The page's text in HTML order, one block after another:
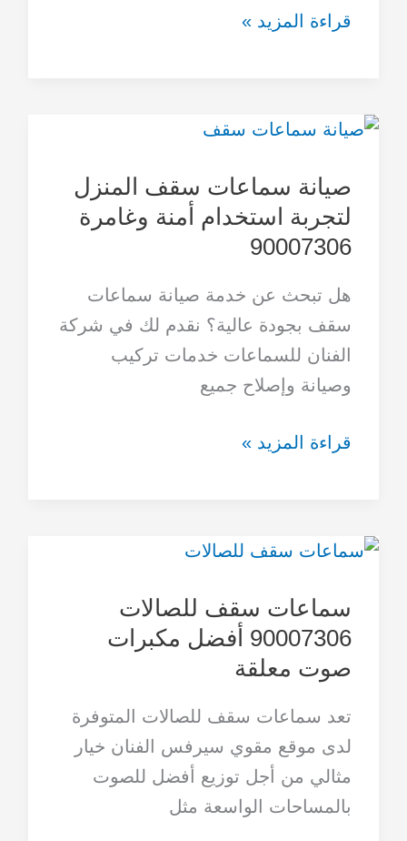
قراءة المزيد »
صيانة سماعات سقف المنزل
لتجربة استخدام أمنة وغامرة
90007306
هل تبحث عن خدمة صيانة سماعات
سقف بجودة عالية؟ نقدم لك في شركة
الفنان للسماعات خدمات تركيب
وصيانة وإصلاح جميع
صيانة
سقف
المنزل
لتجربة
أمنة
وغامرة
90007306
قراءة المزيد »
سماعات سقف للصالات
90007306 أفضل مكبرات
صوت معلقة
تعد سماعات سقف للصالات المتوفرة
لدى موقع مقوي سيرفس الفنان خيار
مثالي من أجل توزيع أفضل للصوت
بالمساحات الواسعة مثل
سماعات
للصالات
90007306
أفضل
صوت
معلقة